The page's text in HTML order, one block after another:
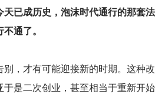
天已成历史，泡沫时代通行的那套法
通了。
别，才有可能迎接新的时期。这种改
于是二次创业，甚至相当于重新开始